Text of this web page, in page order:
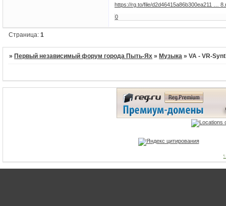
https://rg.to/file/d2d46415a86b300ea211 …
0
Страница:1
» Первый независимый форум города Пыть-Ях » Музыка »VA - VR-